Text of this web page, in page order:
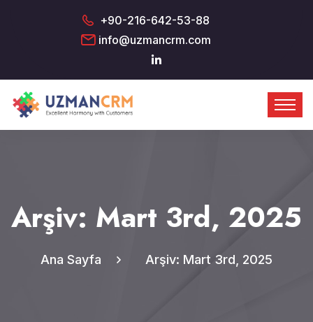
+90-216-642-53-88
info@uzmancrm.com
Arşiv: Mart 3rd, 2025
Ana Sayfa Arşiv: Mart 3rd, 2025